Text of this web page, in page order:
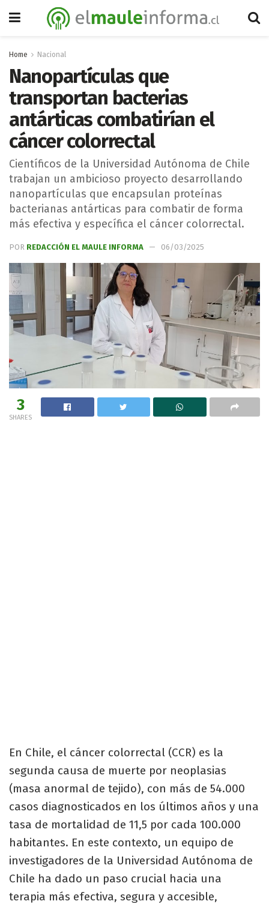
Home Nacional
Nanopartículas que
transportan bacterias
antárticas combatirían el
cáncer colorrectal
Científicos de la Universidad Autónoma de Chile
trabajan un ambicioso proyecto desarrollando
nanopartículas que encapsulan proteínas
bacterianas antárticas para combatir de forma
más efectiva y específica el cáncer colorrectal.
POR REDACCIÓN EL MAULE INFORMA 06/03/2025
3
SHARES
En Chile, el cáncer colorrectal (CCR) es la
segunda causa de muerte por neoplasias
(masa anormal de tejido), con más de 54.000
casos diagnosticados en los últimos años y una
tasa de mortalidad de 11,5 por cada 100.000
habitantes. En este contexto, un equipo de
investigadores de la Universidad Autónoma de
Chile ha dado un paso crucial hacia una
terapia más efectiva, segura y accesible,